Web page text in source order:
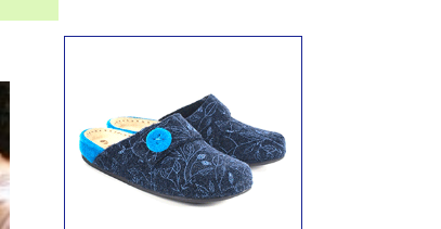
Ирландский картофельный суп
Суп из пастернака
Пряный морковный суп во время
зимних холодов